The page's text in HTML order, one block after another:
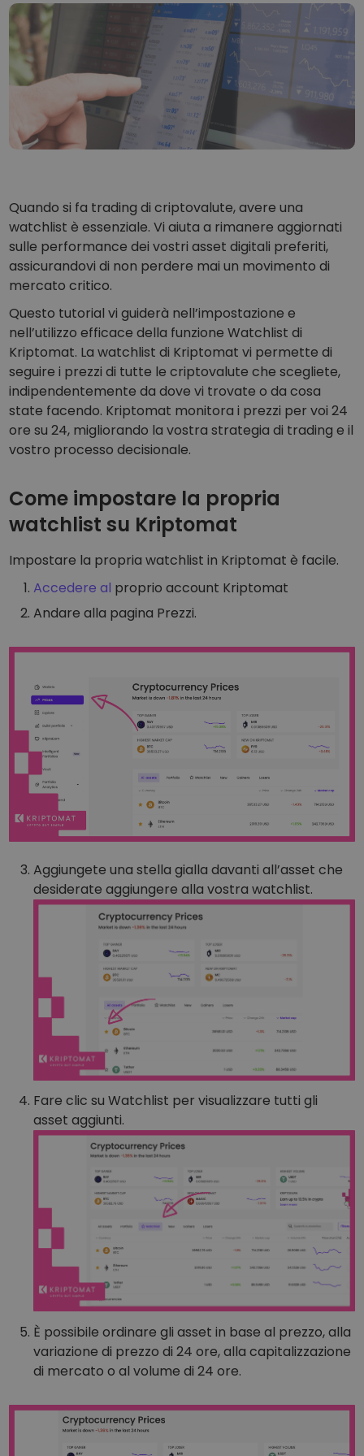
...oggi il valore sarebbe
Portafogli intelligenti
L’investimento intelligente in criptovalute
Wallet Kriptomat
Un wallet di criptovalute semplice e sicuro
Scoperta investimenti
Trova la tua strategia crypto
Salvadanaio
Risparmia criptovalute per il tuo futuro
Acquisto ricorrente
Investimenti pianificati su base regolare (DCA)
Avvisi di prezzo
Aggiornamenti dei prezzi in tempo reale dei tuoi token preferiti
Scopri asset
Scopri opportunità di investimento
Analisi dei dati del portafoglio
Informazioni utili per performance ottimali
Quando si fa trading di criptovalute, avere una
watchlist è essenziale. Vi aiuta a rimanere aggiornati
sulle performance dei vostri asset digitali preferiti,
assicurandovi di non perdere mai un movimento di
mercato critico.
Questo tutorial vi guiderà nell’impostazione e
nell’utilizzo efficace della funzione Watchlist di
Kriptomat. La watchlist di Kriptomat vi permette di
seguire i prezzi di tutte le criptovalute che scegliete,
indipendentemente da dove vi trovate o da cosa
state facendo. Kriptomat monitora i prezzi per voi 24
ore su 24, migliorando la vostra strategia di trading e il
vostro processo decisionale.
Come impostare la propria
watchlist su Kriptomat
Impostare la propria watchlist in Kriptomat è facile.
Accedere al proprio account Kriptomat
Andare alla pagina Prezzi.
Aggiungete una stella gialla davanti all’asset che
desiderate aggiungere alla vostra watchlist.
Fare clic su Watchlist per visualizzare tutti gli
asset aggiunti.
È possibile ordinare gli asset in base al prezzo, alla
variazione di prezzo di 24 ore, alla capitalizzazione
di mercato o al volume di 24 ore.